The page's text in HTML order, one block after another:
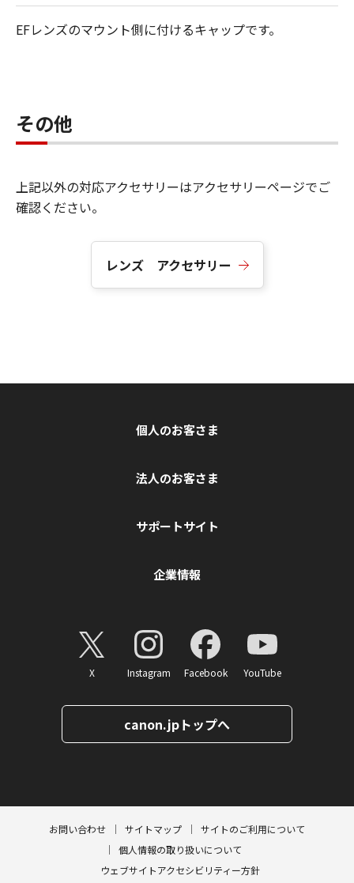
EFレンズのマウント側に付けるキャップです。
その他
上記以外の対応アクセサリーはアクセサリーページでご
確認ください。
レンズ アクセサリー
個人のお客さま
法人のお客さま
サポートサイト
企業情報
X Instagram Facebook YouTube
canon.jpトップへ
お問い合わせ サイトマップ
サイトのご利用について
個人情報の取り扱いについて
ウェブサイトアクセシビリティー方針